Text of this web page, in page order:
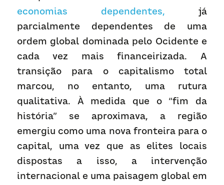
economias dependentes, já
parcialmente dependentes de uma
ordem global dominada pelo Ocidente e
cada vez mais financeirizada. A
transição para o capitalismo total
marcou, no entanto, uma rutura
qualitativa. À medida que o “fim da
história” se aproximava, a região
emergiu como uma nova fronteira para o
capital, uma vez que as elites locais
dispostas a isso, a intervenção
internacional e uma paisagem global em